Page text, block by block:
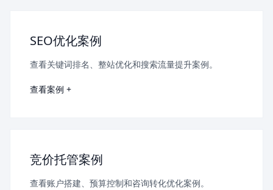
SEO优化案例
查看关键词排名、整站优化和搜索流量提升案例。
查看案例 +
竞价托管案例
查看账户搭建、预算控制和咨询转化优化案例。